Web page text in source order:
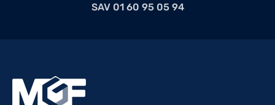
SAV 01 60 95 05 94